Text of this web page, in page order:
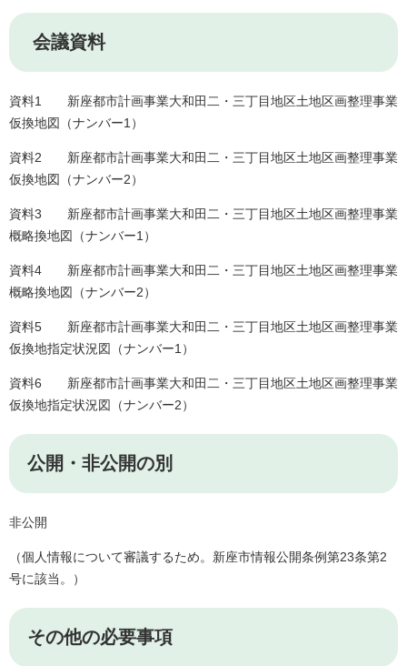
会議資料
資料1 新座都市計画事業大和田二・三丁目地区土地区画整理事業
仮換地図（ナンバー1）
資料2 新座都市計画事業大和田二・三丁目地区土地区画整理事業
仮換地図（ナンバー2）
資料3 新座都市計画事業大和田二・三丁目地区土地区画整理事業
概略換地図（ナンバー1）
資料4 新座都市計画事業大和田二・三丁目地区土地区画整理事業
概略換地図（ナンバー2）
資料5 新座都市計画事業大和田二・三丁目地区土地区画整理事業
仮換地指定状況図（ナンバー1）
資料6 新座都市計画事業大和田二・三丁目地区土地区画整理事業
仮換地指定状況図（ナンバー2）
公開・非公開の別
非公開
（個人情報について審議するため。新座市情報公開条例第23条第2
号に該当。）
その他の必要事項